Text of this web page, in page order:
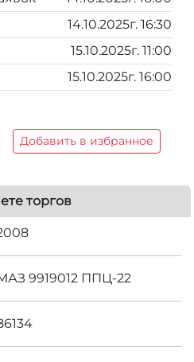
14.10.2025г. 16:30
15.10.2025г. 11:00
15.10.2025г. 16:00
Добавить в избранное
торгов
9919012 ППЦ-22